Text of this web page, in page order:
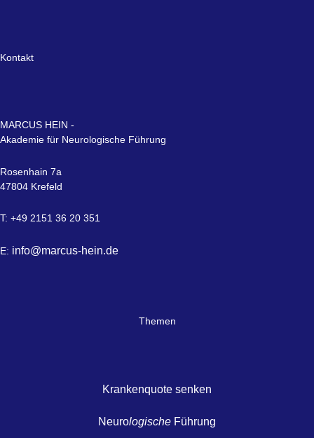
Kontakt
MARCUS HEIN -
Akademie für Neurologische Führung
Rosenhain 7a
47804 Krefeld
T: +49 2151 36 20 351
E: info@marcus-hein.de
Themen
Krankenquote senken
Neurologische Führung